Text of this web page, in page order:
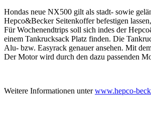
Hondas neue NX500 gilt als stadt- sowie
Hepco&Becker Seitenkoffer befestigen
Für Wochenendtrips soll sich indes der
einem Tankrucksack Platz finden. Die
Alu- bzw. Easyrack genauer ansehen. Mit
Der Motor wird durch den dazu passenden
Weitere Informationen unterwww.hepco-